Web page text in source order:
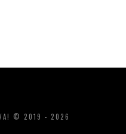
© 2019 - 2026